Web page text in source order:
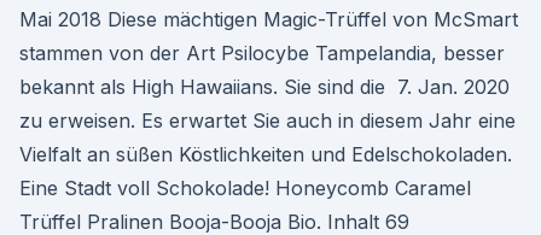
Mai 2018 Diese mächtigen Magic-Trüffel von McSmart
stammen von der Art Psilocybe Tampelandia, besser
bekannt als High Hawaiians. Sie sind die 7. Jan. 2020
zu erweisen. Es erwartet Sie auch in diesem Jahr eine
Vielfalt an süßen Köstlichkeiten und Edelschokoladen.
Eine Stadt voll Schokolade! Honeycomb Caramel
Trüffel Pralinen Booja-Booja Bio. Inhalt 69